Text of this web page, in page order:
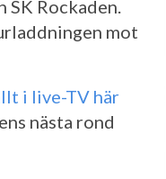
SK Rockaden.
mot
i live-TV här
nästa rond